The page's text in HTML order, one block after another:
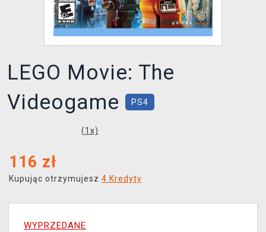
LEGO Movie: The
Videogame
PS4
(1 x)
116 zł
Kupując otrzymujesz 4 Kredyty
WYPRZEDANE